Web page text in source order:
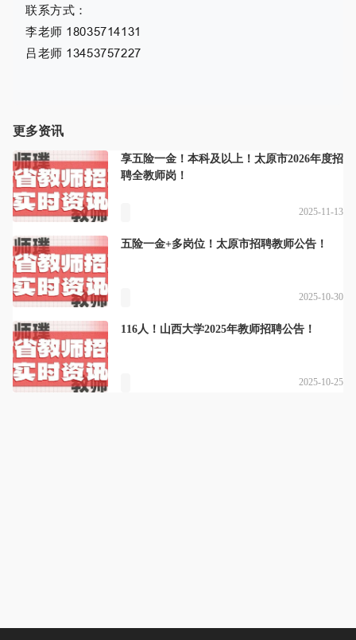
联系方式：
李老师 18035714131
吕老师 13453757227
更多资讯
享五险一金！本科及以上！太原市2026年度招
聘全教师岗！
2025-11-13
五险一金+多岗位！太原市招聘教师公告！
2025-10-30
116人！山西大学2025年教师招聘公告！
2025-10-25